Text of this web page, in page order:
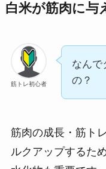
白米が筋肉に与
筋トレ初心者
なんで
の？
筋肉の成長・筋ト
ルクアップするた